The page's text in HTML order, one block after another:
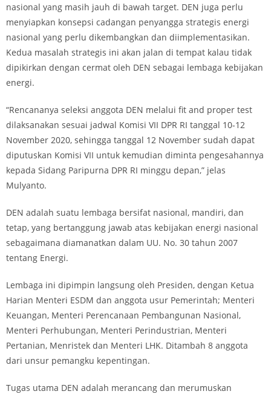
nasional yang masih jauh di bawah target. DEN juga perlu
menyiapkan konsepsi cadangan penyangga strategis energi
nasional yang perlu dikembangkan dan diimplementasikan.
Kedua masalah strategis ini akan jalan di tempat kalau tidak
dipikirkan dengan cermat oleh DEN sebagai lembaga kebijakan
energi.
“Rencananya seleksi anggota DEN melalui fit and proper test
dilaksanakan sesuai jadwal Komisi VII DPR RI tanggal 10-12
November 2020, sehingga tanggal 12 November sudah dapat
diputuskan Komisi VII untuk kemudian diminta pengesahannya
kepada Sidang Paripurna DPR RI minggu depan,” jelas
Mulyanto.
DEN adalah suatu lembaga bersifat nasional, mandiri, dan
tetap, yang bertanggung jawab atas kebijakan energi nasional
sebagaimana diamanatkan dalam UU. No. 30 tahun 2007
tentang Energi.
Lembaga ini dipimpin langsung oleh Presiden, dengan Ketua
Harian Menteri ESDM dan anggota usur Pemerintah; Menteri
Keuangan, Menteri Perencanaan Pembangunan Nasional,
Menteri Perhubungan, Menteri Perindustrian, Menteri
Pertanian, Menristek dan Menteri LHK. Ditambah 8 anggota
dari unsur pemangku kepentingan.
Tugas utama DEN adalah merancang dan merumuskan